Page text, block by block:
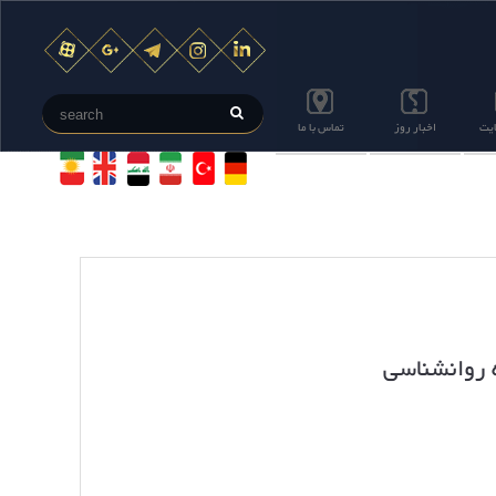
اخبار روز تماس با ما
روانشناسی